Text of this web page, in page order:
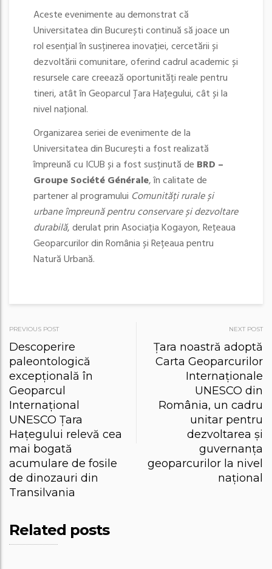
Aceste evenimente au demonstrat că
Universitatea din București continuă să joace un
rol esențial în susținerea inovației, cercetării și
dezvoltării comunitare, oferind cadrul academic și
resursele care creează oportunități reale pentru
tineri, atât în Geoparcul Țara Hațegului, cât și la
nivel național.
Organizarea seriei de evenimente de la
Universitatea din București a fost realizată
împreună cu ICUB și a fost susținută de BRD –
Groupe Société Générale, în calitate de
partener al programului Comunități rurale și
urbane împreună pentru conservare și dezvoltare
durabilă, derulat prin Asociația Kogayon, Rețeaua
Geoparcurilor din România și Rețeaua pentru
Natură Urbană.
Post
navigation
PREVIOUS POST
Descoperire
paleontologică
excepțională în
Geoparcul
Internațional
UNESCO Țara
Hațegului relevă cea
mai bogată
acumulare de fosile
de dinozauri din
Transilvania
NEXT POST
Țara noastră adoptă
Carta Geoparcurilor
Internaționale
UNESCO din
România, un cadru
unitar pentru
dezvoltarea și
guvernanța
geoparcurilor la nivel
național
Related posts